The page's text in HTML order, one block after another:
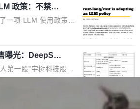
容性测评及统一互联
交流，帮助企业进一
论中贴出了一组数
commit。现在，每周
亿次。GitHub...
AGI 3 基准测试
5 的组合达到了 95.
了 ARC 报告的人类专
个 coding agent 包装
市面上大多数 coding
agent harness 的设
—...
政策：不禁
码不是你写的
一项 LLM 使用政策，
库的代码贡献。这不
前由五个团队采纳，
关于 AI 辅助贡献最
核心只有一句话：LLM
阅、建议，但不能用来
曝光：DeepSe
36 个月
第一股”宇树科技股份
及战略配售结果，杭